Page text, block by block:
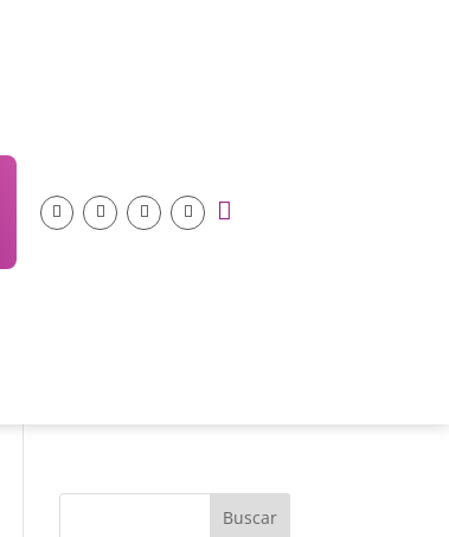

Buscar